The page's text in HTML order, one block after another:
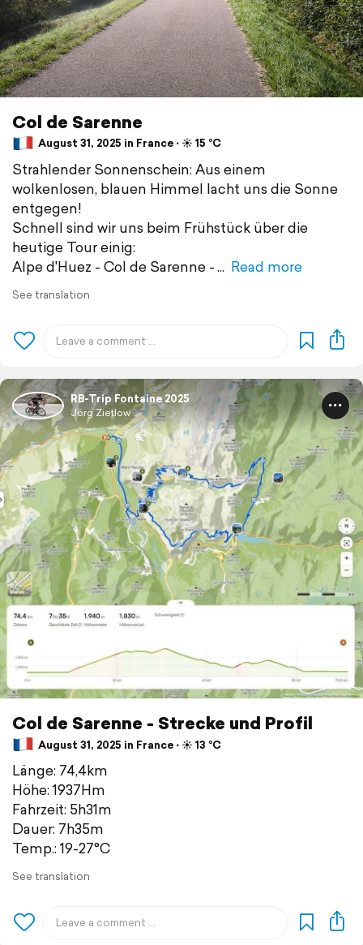
Col de Sarenne
August 31, 2025 in France ⋅ ☀️ 15 °C
Strahlender Sonnenschein: Aus einem
wolkenlosen, blauen Himmel lacht uns die Sonne
entgegen!
Schnell sind wir uns beim Frühstück über die
heutige Tour einig:
Alpe d'Huez - Col de Sarenne -
Read more
See translation
RB-Trip Fontaine 2025
Jörg Zietlow
Col de Sarenne - Strecke und Profil
August 31, 2025 in France ⋅ ☀️ 13 °C
Länge: 74,4km
Höhe: 1937Hm
Fahrzeit: 5h31m
Dauer: 7h35m
Temp.: 19-27°C
See translation